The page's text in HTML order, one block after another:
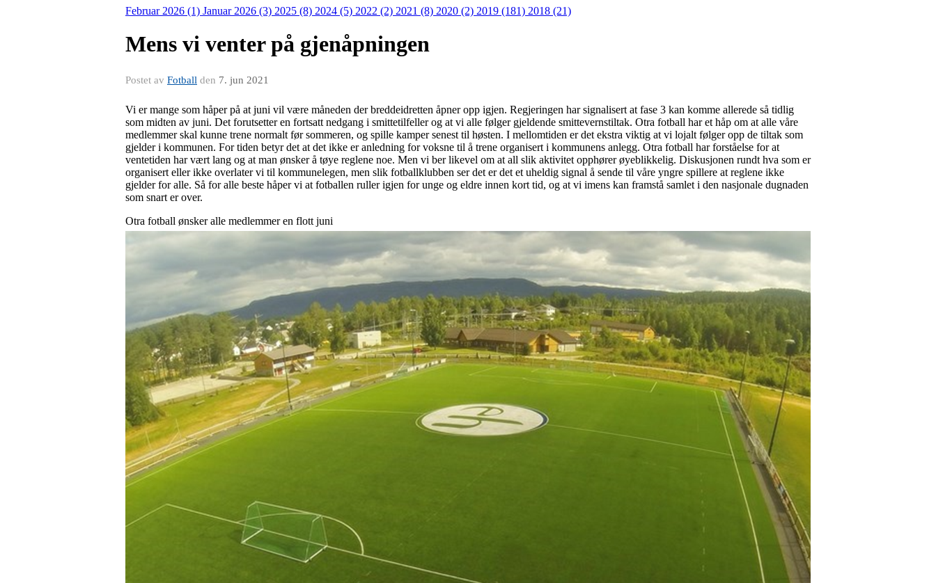
Februar 2026 (1) Januar 2026 (3) 2025 (8) 2024 (5) 2022 (2) 2021 (8) 2020 (2) 2019 (181) 2018 (21)
Mens vi venter på gjenåpningen
Postet av Fotball den 7. jun 2021
Vi er mange som håper på at juni vil være måneden der breddeidretten åpner opp igjen. Regjeringen har signalisert at fase 3 kan komme allerede så tidlig
som midten av juni. Det forutsetter en fortsatt nedgang i smittetilfeller og at vi alle følger gjeldende smittevernstiltak. Otra fotball har et håp om at alle våre
medlemmer skal kunne trene normalt før sommeren, og spille kamper senest til høsten. I mellomtiden er det ekstra viktig at vi lojalt følger opp de tiltak som
gjelder i kommunen. For tiden betyr det at det ikke er anledning for voksne til å trene organisert i kommunens anlegg. Otra fotball har forståelse for at
ventetiden har vært lang og at man ønsker å tøye reglene noe. Men vi ber likevel om at all slik aktivitet opphører øyeblikkelig. Diskusjonen rundt hva som er
organisert eller ikke overlater vi til kommunelegen, men slik fotballklubben ser det er det et uheldig signal å sende til våre yngre spillere at reglene ikke
gjelder for alle. Så for alle beste håper vi at fotballen ruller igjen for unge og eldre innen kort tid, og at vi imens kan framstå samlet i den nasjonale dugnaden
som snart er over.
Otra fotball ønsker alle medlemmer en flott juni